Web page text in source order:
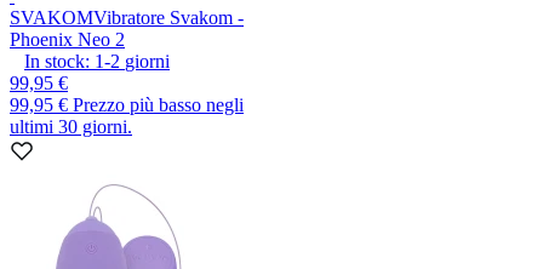
SVAKOMVibratore Svakom -
Phoenix Neo 2
In stock: 1-2 giorni
99,95 €
99,95 € Prezzo più basso negli
ultimi 30 giorni.